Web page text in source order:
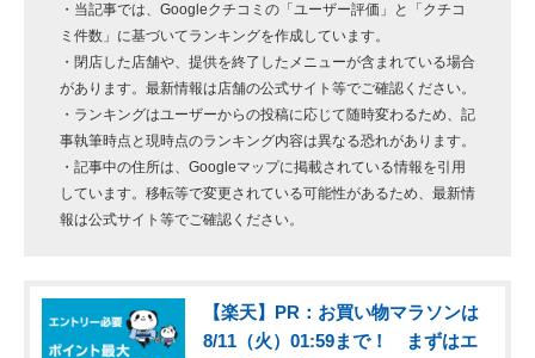
・当記事では、Googleクチコミの「ユーザー評価」と「クチコ
ミ件数」に基づいてランキングを作成しています。
・閉店した店舗や、提供を終了したメニューが含まれている場合
があります。最新情報は店舗の公式サイト等でご確認ください。
・ランキングはユーザーからの投稿に応じて随時変わるため、記
事執筆時点と現時点のランキング内容は異なる恐れがあります。
・記事中の住所は、Googleマップに掲載されている情報を引用
しています。移転等で変更されている可能性があるため、最新情
報は公式サイト等でご確認ください。
【楽天】PR：お買い物マラソンは
8/11（火）01:59まで！ まずはエ